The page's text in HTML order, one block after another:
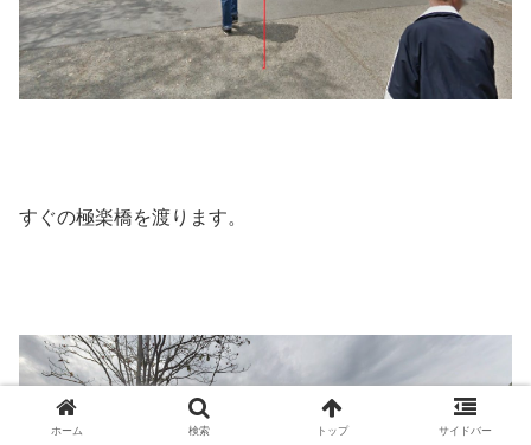
すぐの極楽橋を渡ります。
ホーム 検索 トップ サイドバー